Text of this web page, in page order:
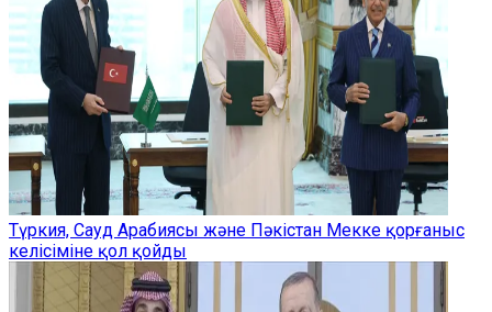
Түркия, Сауд Арабиясы және Пәкістан Мекке қорғаныс
келісіміне қол қойды